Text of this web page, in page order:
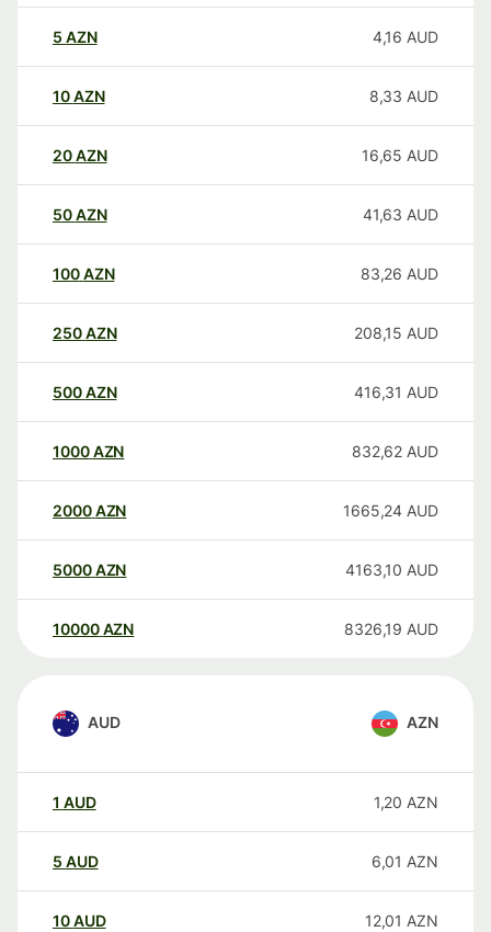
5 AZN 4,16 AUD
10AZN 8,33 AUD
20AZN 16,65 AUD
50AZN 41,63 AUD
100AZN 83,26 AUD
250AZN 208,15 AUD
500AZN 416,31 AUD
1000AZN 832,62 AUD
2000AZN 1665,24 AUD
5000AZN 4163,10 AUD
10000 AZN 8326,19 AUD
AUD AZN
1 AUD 1,20 AZN
5 AUD 6,01 AZN
10AUD 12,01 AZN